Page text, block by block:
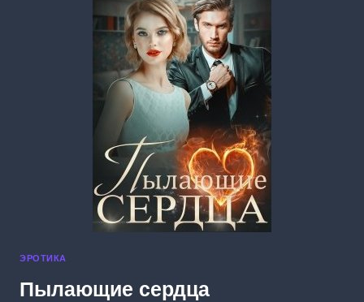
ЭРОТИКА
Пылающие сердца